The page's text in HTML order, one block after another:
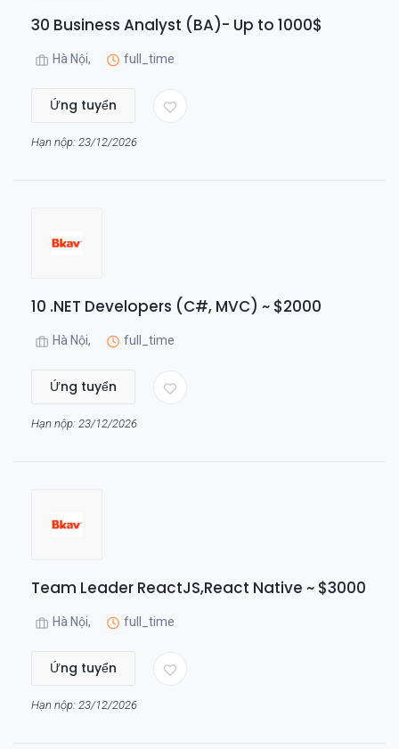
30 Business Analyst (BA)- Up to 1000$
Hà Nội, full_time
Ứng tuyển
Hạn nộp: 23/12/2026
10 .NET Developers (C#, MVC) ~ $2000
Hà Nội, full_time
Ứng tuyển
Hạn nộp: 23/12/2026
Team Leader ReactJS,React Native ~ $3000
Hà Nội, full_time
Ứng tuyển
Hạn nộp: 23/12/2026